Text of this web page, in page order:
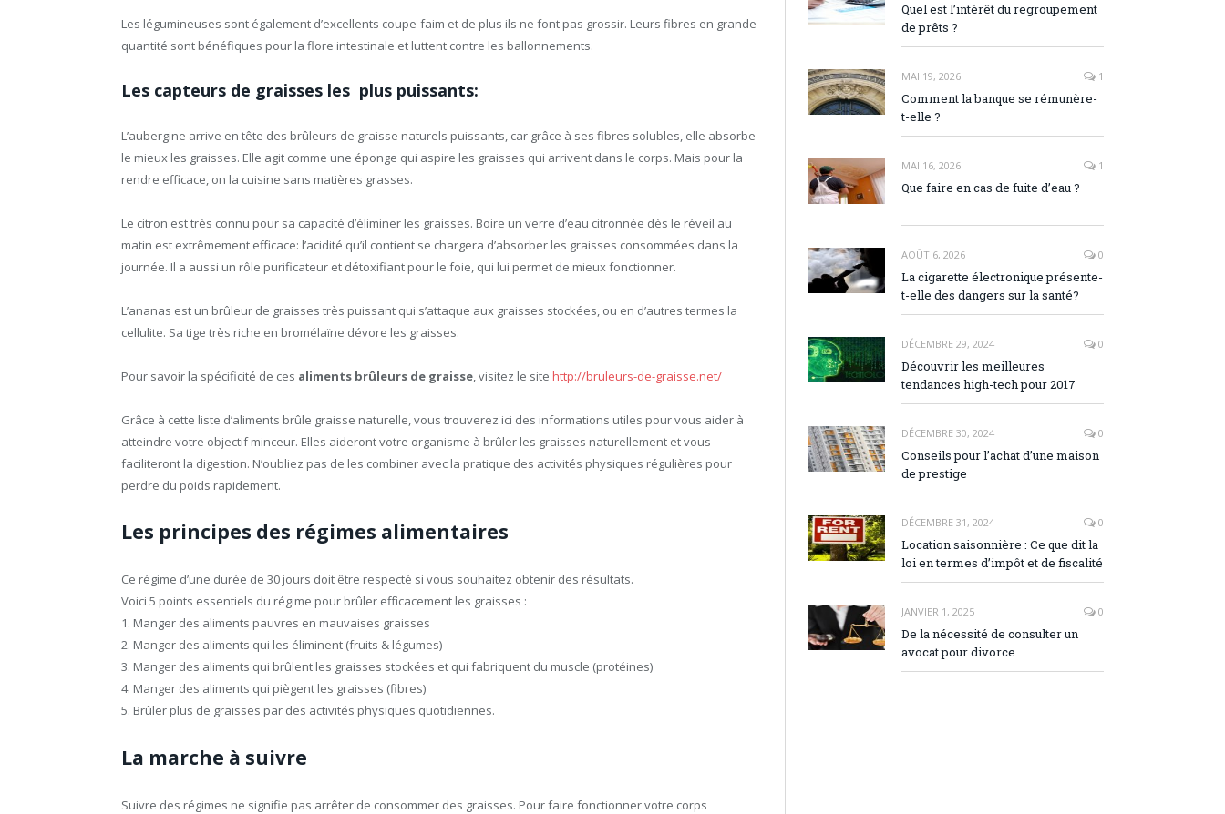
Les légumineuses sont également d’excellents coupe-faim et de plus ils ne font pas grossir. Leurs fibres en grande
quantité sont bénéfiques pour la flore intestinale et luttent contre les ballonnements.
Les capteurs de graisses les plus puissants:
L’aubergine arrive en tête des brûleurs de graisse naturels puissants, car grâce à ses fibres solubles, elle absorbe
le mieux les graisses. Elle agit comme une éponge qui aspire les graisses qui arrivent dans le corps. Mais pour la
rendre efficace, on la cuisine sans matières grasses.
Le citron est très connu pour sa capacité d’éliminer les graisses. Boire un verre d’eau citronnée dès le réveil au
matin est extrêmement efficace: l’acidité qu’il contient se chargera d’absorber les graisses consommées dans la
journée. Il a aussi un rôle purificateur et détoxifiant pour le foie, qui lui permet de mieux fonctionner.
L’ananas est un brûleur de graisses très puissant qui s’attaque aux graisses stockées, ou en d’autres termes la
cellulite. Sa tige très riche en bromélaïne dévore les graisses.
Pour savoir la spécificité de ces aliments brûleurs de graisse, visitez le site http://bruleurs-de-graisse.net/
Grâce à cette liste d’aliments brûle graisse naturelle, vous trouverez ici des informations utiles pour vous aider à
atteindre votre objectif minceur. Elles aideront votre organisme à brûler les graisses naturellement et vous
faciliteront la digestion. N’oubliez pas de les combiner avec la pratique des activités physiques régulières pour
perdre du poids rapidement.
Les principes des régimes alimentaires
Ce régime d’une durée de 30 jours doit être respecté si vous souhaitez obtenir des résultats.
Voici 5 points essentiels du régime pour brûler efficacement les graisses :
1. Manger des aliments pauvres en mauvaises graisses
2. Manger des aliments qui les éliminent (fruits & légumes)
3. Manger des aliments qui brûlent les graisses stockées et qui fabriquent du muscle (protéines)
4. Manger des aliments qui piègent les graisses (fibres)
5. Brûler plus de graisses par des activités physiques quotidiennes.
La marche à suivre
Suivre des régimes ne signifie pas arrêter de consommer des graisses. Pour faire fonctionner votre corps
Quel est l’intérêt du regroupement
de prêts ?
MAI 19, 2026 1
Comment la banque se rémunère-
t-elle ?
MAI 16, 2026 1
Que faire en cas de fuite d’eau ?
AOÛT 6, 2026 0
La cigarette électronique présente-
t-elle des dangers sur la santé?
DÉCEMBRE 29, 2024 0
Découvrir les meilleures
tendances high-tech pour 2017
DÉCEMBRE 30, 2024 0
Conseils pour l’achat d’une maison
de prestige
DÉCEMBRE 31, 2024 0
Location saisonnière : Ce que dit la
loi en termes d’impôt et de fiscalité
JANVIER 1, 2025 0
De la nécessité de consulter un
avocat pour divorce